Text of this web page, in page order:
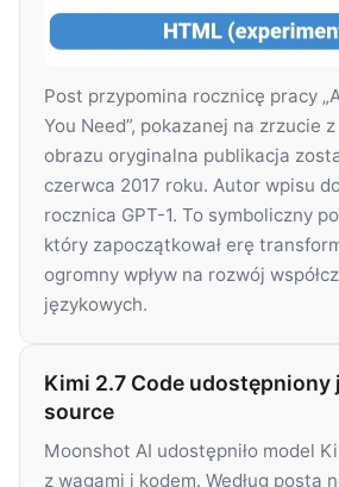
Post przypomina rocznicę pracy
You Need”, pokazanej na zrzucie z
obrazu oryginalna publikacja
czerwca 2017 roku. Autor wpisu
rocznica GPT-1. To symboliczny
który zapoczątkował erę
ogromny wpływ na rozwój
językowych.
Kimi 2.7 Code udostępniony
source
Moonshot AI udostępniło model
z wagami i kodem. Według posta